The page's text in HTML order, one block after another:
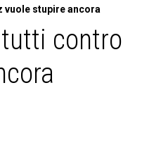
vuole stupire ancora
contro